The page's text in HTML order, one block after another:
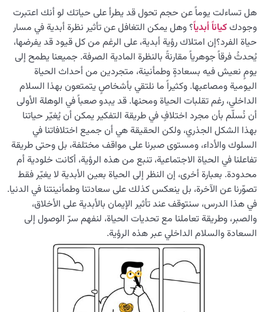
الشيطان… العدوّ المبين 0/14
الأمراض الخفية للروح 0/15
معرفة الجنة والنار 0/22
النظرة الأبدية والاستعداد للآخرة 0/14
أهمية العلاقة بين الإدراك والرغبة: كيف يوجّه الإدراك مسارات
رغباتنا؟
أهمية معرفة الآخرة وظروفه: كيف تؤثر على حياتنا الدنيوية؟
حلول لتقليل الضغط النفسي الناتج عن مشقات الحياة
وصراعاتها
منبع إدراك العالم: الأفعال ودلالاتها في عالم الدنيا
الرؤية الأبدية وتأثيرها في الأخلاق، ومستوى السعادة، وكيفية
ما نتيجة الغفلة عن الأبدية؟ وكيف تُغيِّر مجرى حياتنا؟
هل تساءلت يوماً عن حجم تحول قد يطرأ على حياتك لو أنك اعتبرت
وجودككياناً أبدياً؟ وهل يمكن التغافل عن تأثير نظرة أبدية في مسار
حياة الفرد؟إن امتلاك رؤية أبدية، على الرغم من كل قيود قد يفرضها،
يُحدثُ فرقاً جوهرياً مقارنةً بالنظرة المادية الصرفة. جميعنا يطمح إلى
يومٍ نعيش فيه بسعادةٍ وطمأنينة، متجردين من أحداث الحياة
اليومية ومصاعبها. وكثيراً ما نلتقي بأشخاصٍ يتمتعون بهذا السلام
الداخلي، رغم تقلبات الحياة ومحنها. قد يبدو صعباً في الوهلة الأولى
أن نُسلّم بأن مجرد اختلافٍ في طريقة التفكير يمكن أن يُغيّر حياتنا
بهذا الشكل الجذري، ولكن الحقيقة هي أن جميع اختلافاتنا في
السلوك والأداء، ومستوى صبرنا على مواقف مختلفة، بل وحتى طريقة
تفاعلنا في الحياة الاجتماعية، تنبع من هذه الرؤية، أكانت خلودية أم
محدودة. بعبارة أخرى، إن النظر إلى الحياة بعين الأبدية لا يغيّر فقط
تصوّرنا عن الآخرة، بل ينعكس كذلك على سعادتنا وطمأنينتنا في الدنيا.
في هذا الدرس، سنتوقف عند تأثير الإيمان بالأبدية على الأخلاق،
والصبر، وطريقة تعاملنا مع تحديات الحياة، لنفهم سرّ الوصول إلى
السعادة والسلام الداخلي عبر هذه الرؤية.